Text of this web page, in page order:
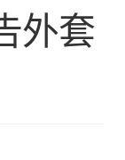
外套